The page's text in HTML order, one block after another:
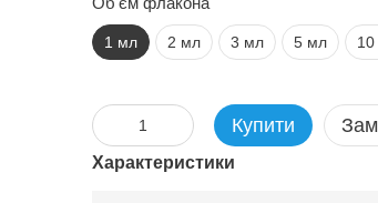
1 мл 2 мл 3 мл 5 мл
Купити
Характеристики